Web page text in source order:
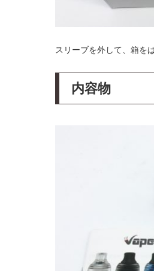
スリーブを外して、箱を
内容物